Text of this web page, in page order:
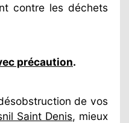
contre les déchets
précaution.
de vos
Saint Denis, mieux